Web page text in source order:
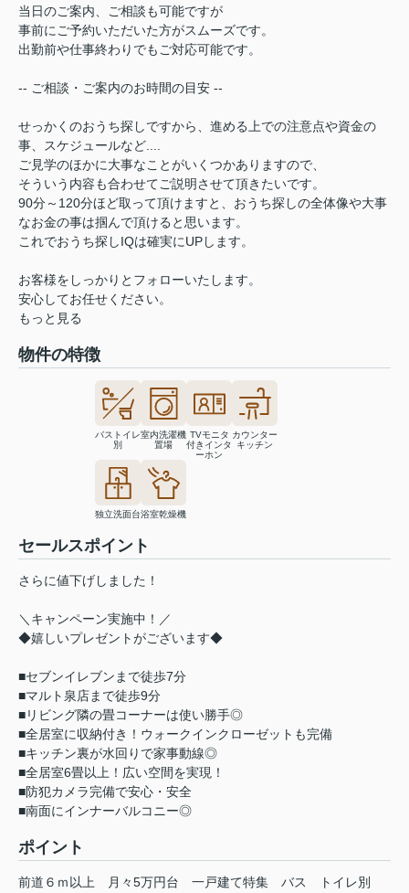
当日のご案内、ご相談も可能ですが
事前にご予約いただいた方がスムーズです。
出勤前や仕事終わりでもご対応可能です。
-- ご相談・ご案内のお時間の目安 --
せっかくのおうち探しですから、進める上での注意点や資金の
事、スケジュールなど....
ご見学のほかに大事なことがいくつかありますので、
そういう内容も合わせてご説明させて頂きたいです。
90分～120分ほど取って頂けますと、おうち探しの全体像や大事
なお金の事は掴んで頂けると思います。
これでおうち探しIQは確実にUPします。
お客様をしっかりとフォローいたします。
安心してお任せください。
もっと見る
物件の特徴
バストイレ
別
室内洗濯機
置場
TVモニタ
付きインタ
ーホン
カウンター
キッチン
独立洗面台浴室乾燥機
セールスポイント
さらに値下げしました！
＼キャンペーン実施中！／
◆嬉しいプレゼントがございます◆
■セブンイレブンまで徒歩7分
■マルト泉店まで徒歩9分
■リビング隣の畳コーナーは使い勝手◎
■全居室に収納付き！ウォークインクローゼットも完備
■キッチン裏が水回りで家事動線◎
■全居室6畳以上！広い空間を実現！
■防犯カメラ完備で安心・安全
■南面にインナーバルコニー◎
ポイント
前道６ｍ以上 月々5万円台 一戸建て特集 バス
トイレ別